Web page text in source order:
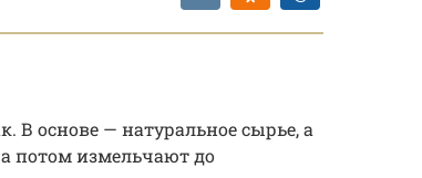
В основе — натуральное сырье, а
потом измельчают до